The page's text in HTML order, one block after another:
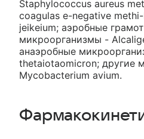
Staphylococcus aureus
coagulas e-negative
jeikeium; аэробные
микроорганизмы -
анаэробные
thetaiotaomicron; другие
Mycobacterium avium.